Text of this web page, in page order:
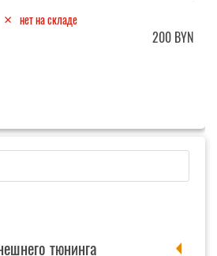
тюнинга
нет на складе
200 BYN